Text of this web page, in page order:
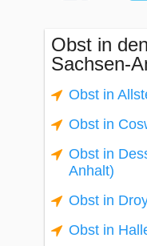
Obst in
Sachsen-
Obst in
Obst in
Obst in
Anhalt)
Obst in
Obst in